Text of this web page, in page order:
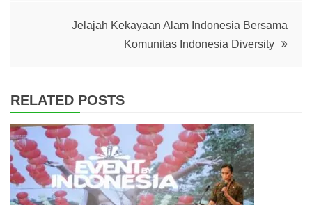
Jelajah Kekayaan Alam Indonesia Bersama
Komunitas Indonesia Diversity
RELATED POSTS